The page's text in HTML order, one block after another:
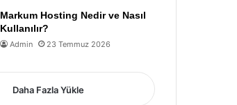
Markum Hosting Nedir ve Nasıl
Kullanılır?
Admin 23 Temmuz 2026
Daha Fazla Yükle